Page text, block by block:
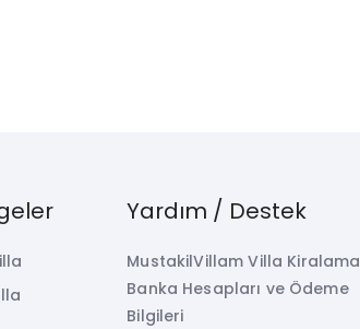
Yardım / Destek
MustakilVillam Villa Kiralama
Banka Hesapları ve Ödeme
Bilgileri